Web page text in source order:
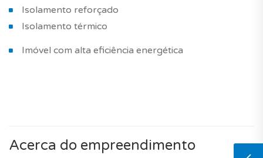
Isolamento reforçado
Isolamento térmico
Imóvel com alta eficiência energética
Acerca do empreendimento